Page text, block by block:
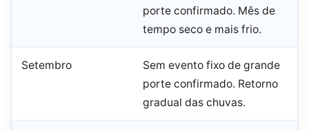
porte confirmado. Mês de
tempo seco e mais frio.
Setembro
Sem evento fixo de grande
porte confirmado. Retorno
gradual das chuvas.